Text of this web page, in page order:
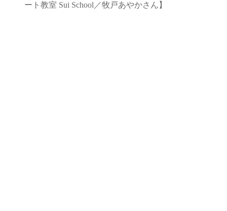
ート教室 Sui School／牧戸あやかさん】